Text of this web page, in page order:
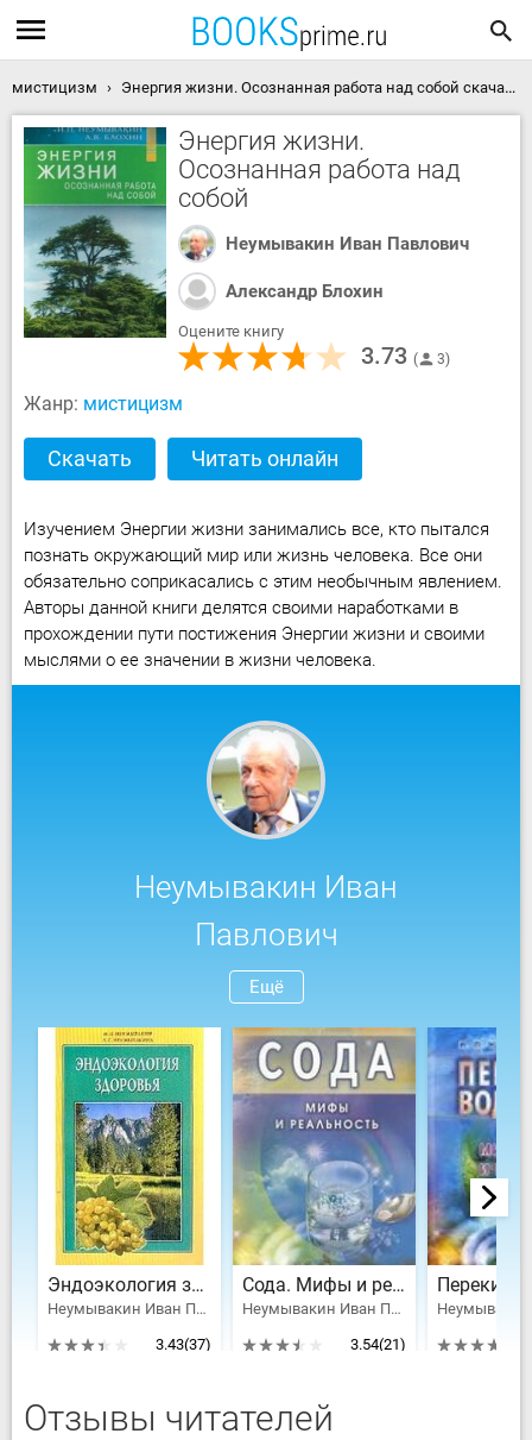
мистицизм Энергия жизни. Осознанная работа над собой скачать книгу
Энергия жизни.
Осознанная работа над
собой
Неумывакин Иван Павлович
Александр Блохин
Оцените книгу
3.73 3
Жанр: мистицизм
Скачать Читать онлайн
Изучением Энергии жизни занимались все, кто пытался
познать окружающий мир или жизнь человека. Все они
обязательно соприкасались с этим необычным явлением.
Авторы данной книги делятся своими наработками в
прохождении пути постижения Энергии жизни и своими
мыслями о ее значении в жизни человека.
Неумывакин Иван
Павлович
Ещё
Эндоэкология здоровья
Неумывакин Иван Павлович, Неумывакина Людмила Степановна
3.43(37)
Сода. Мифы и реальность
Неумывакин Иван Павлович
3.54(21)
Отзывы читателей